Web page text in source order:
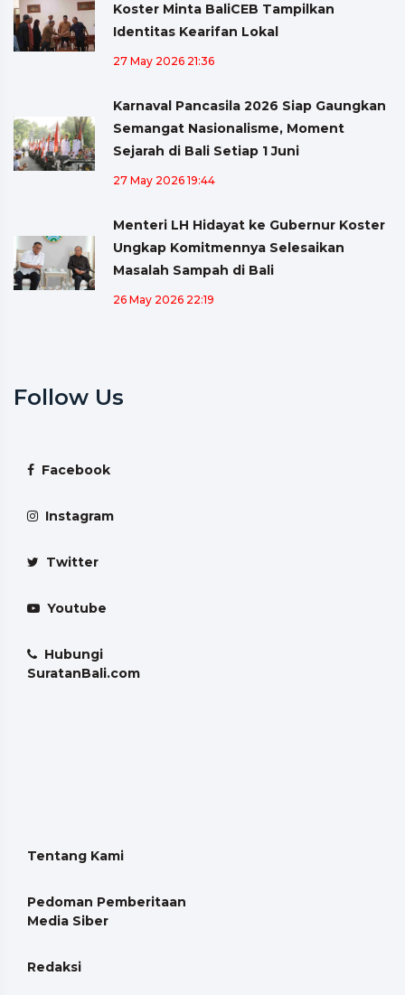
Koster Minta BaliCEB Tampilkan
Identitas Kearifan Lokal
27 May 2026 21:36
Karnaval Pancasila 2026 Siap Gaungkan
Semangat Nasionalisme, Moment
Sejarah di Bali Setiap 1 Juni
27 May 2026 19:44
Menteri LH Hidayat ke Gubernur Koster
Ungkap Komitmennya Selesaikan
Masalah Sampah di Bali
26 May 2026 22:19
Follow Us
Facebook
Instagram
Twitter
Youtube
Hubungi
SuratanBali.com
Tentang Kami
Pedoman Pemberitaan
Media Siber
Redaksi